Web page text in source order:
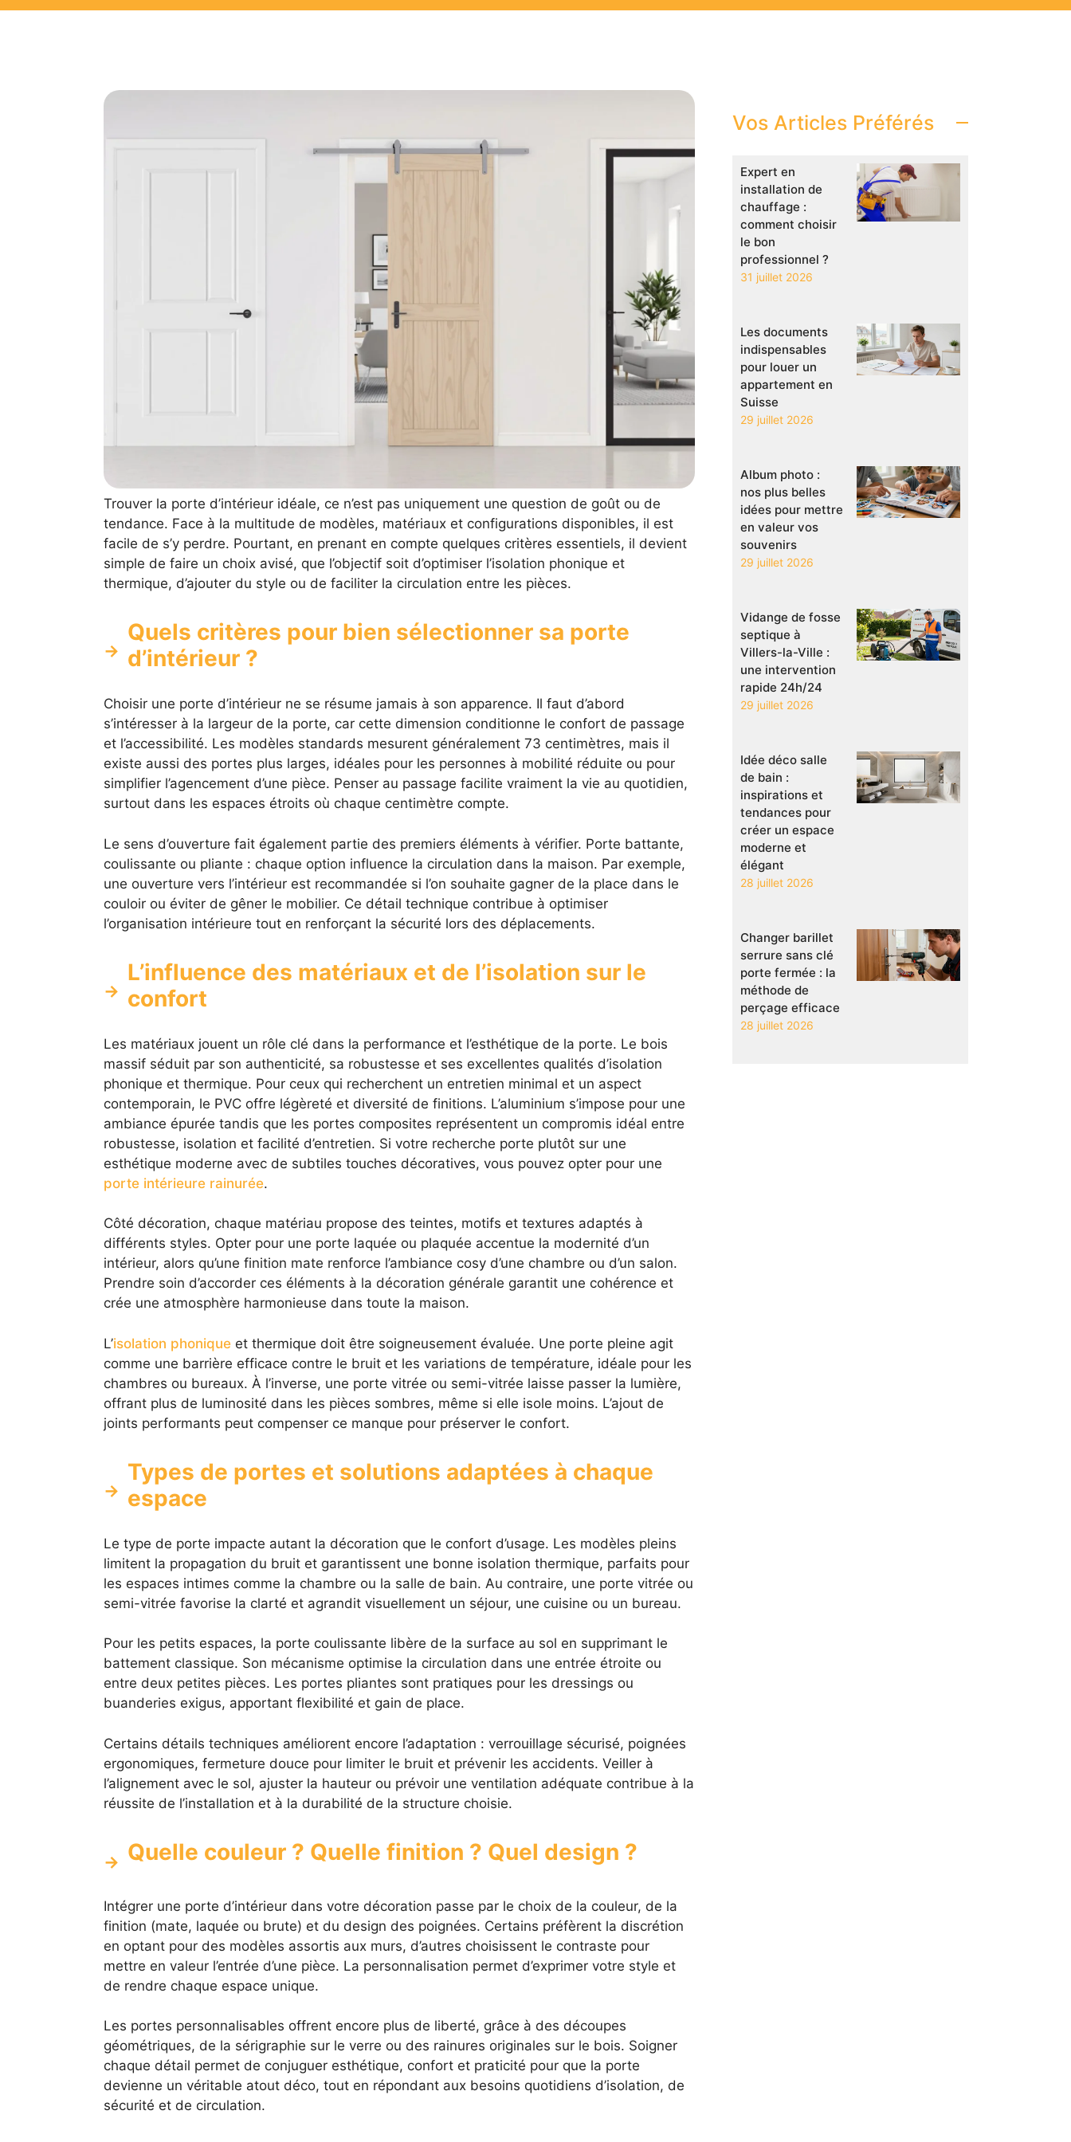
Trouver la porte d’intérieur idéale, ce n’est pas uniquement une question de goût ou de
tendance. Face à la multitude de modèles, matériaux et configurations disponibles, il est
facile de s’y perdre. Pourtant, en prenant en compte quelques critères essentiels, il devient
simple de faire un choix avisé, que l’objectif soit d’optimiser l’isolation phonique et
thermique, d’ajouter du style ou de faciliter la circulation entre les pièces.
Quels critères pour bien sélectionner sa porte
d’intérieur ?
Choisir une porte d’intérieur ne se résume jamais à son apparence. Il faut d’abord
s’intéresser à la largeur de la porte, car cette dimension conditionne le confort de passage
et l’accessibilité. Les modèles standards mesurent généralement 73 centimètres, mais il
existe aussi des portes plus larges, idéales pour les personnes à mobilité réduite ou pour
simplifier l’agencement d’une pièce. Penser au passage facilite vraiment la vie au quotidien,
surtout dans les espaces étroits où chaque centimètre compte.
Le sens d’ouverture fait également partie des premiers éléments à vérifier. Porte battante,
coulissante ou pliante : chaque option influence la circulation dans la maison. Par exemple,
une ouverture vers l’intérieur est recommandée si l’on souhaite gagner de la place dans le
couloir ou éviter de gêner le mobilier. Ce détail technique contribue à optimiser
l’organisation intérieure tout en renforçant la sécurité lors des déplacements.
L’influence des matériaux et de l’isolation sur le
confort
Les matériaux jouent un rôle clé dans la performance et l’esthétique de la porte. Le bois
massif séduit par son authenticité, sa robustesse et ses excellentes qualités d’isolation
phonique et thermique. Pour ceux qui recherchent un entretien minimal et un aspect
contemporain, le PVC offre légèreté et diversité de finitions. L’aluminium s’impose pour une
ambiance épurée tandis que les portes composites représentent un compromis idéal entre
robustesse, isolation et facilité d’entretien. Si votre recherche porte plutôt sur une
esthétique moderne avec de subtiles touches décoratives, vous pouvez opter pour une
porte intérieure rainurée.
Côté décoration, chaque matériau propose des teintes, motifs et textures adaptés à
différents styles. Opter pour une porte laquée ou plaquée accentue la modernité d’un
intérieur, alors qu’une finition mate renforce l’ambiance cosy d’une chambre ou d’un salon.
Prendre soin d’accorder ces éléments à la décoration générale garantit une cohérence et
crée une atmosphère harmonieuse dans toute la maison.
L’isolation phoniqueet thermique doit être soigneusement évaluée. Une porte pleine agit
comme une barrière efficace contre le bruit et les variations de température, idéale pour les
chambres ou bureaux. À l’inverse, une porte vitrée ou semi-vitrée laisse passer la lumière,
offrant plus de luminosité dans les pièces sombres, même si elle isole moins. L’ajout de
joints performants peut compenser ce manque pour préserver le confort.
Types de portes et solutions adaptées à chaque
espace
Le type de porte impacte autant la décoration que le confort d’usage. Les modèles pleins
limitent la propagation du bruit et garantissent une bonne isolation thermique, parfaits pour
les espaces intimes comme la chambre ou la salle de bain. Au contraire, une porte vitrée ou
semi-vitrée favorise la clarté et agrandit visuellement un séjour, une cuisine ou un bureau.
Pour les petits espaces, la porte coulissante libère de la surface au sol en supprimant le
battement classique. Son mécanisme optimise la circulation dans une entrée étroite ou
entre deux petites pièces. Les portes pliantes sont pratiques pour les dressings ou
buanderies exigus, apportant flexibilité et gain de place.
Certains détails techniques améliorent encore l’adaptation : verrouillage sécurisé, poignées
ergonomiques, fermeture douce pour limiter le bruit et prévenir les accidents. Veiller à
l’alignement avec le sol, ajuster la hauteur ou prévoir une ventilation adéquate contribue à la
réussite de l’installation et à la durabilité de la structure choisie.
Quelle couleur ? Quelle finition ? Quel design ?
Intégrer une porte d’intérieur dans votre décoration passe par le choix de la couleur, de la
finition (mate, laquée ou brute) et du design des poignées. Certains préfèrent la discrétion
en optant pour des modèles assortis aux murs, d’autres choisissent le contraste pour
mettre en valeur l’entrée d’une pièce. La personnalisation permet d’exprimer votre style et
de rendre chaque espace unique.
Les portes personnalisables offrent encore plus de liberté, grâce à des découpes
géométriques, de la sérigraphie sur le verre ou des rainures originales sur le bois. Soigner
chaque détail permet de conjuguer esthétique, confort et praticité pour que la porte
devienne un véritable atout déco, tout en répondant aux besoins quotidiens d’isolation, de
sécurité et de circulation.
Vos Articles Préférés
Expert en
installation de
chauffage :
comment choisir
le bon
professionnel ?
31 juillet 2026
Les documents
indispensables
pour louer un
appartement en
Suisse
29 juillet 2026
Album photo :
nos plus belles
idées pour mettre
en valeur vos
souvenirs
29 juillet 2026
Vidange de fosse
septique à
Villers-la-Ville :
une intervention
rapide 24h/24
29 juillet 2026
Idée déco salle
de bain :
inspirations et
tendances pour
créer un espace
moderne et
élégant
28 juillet 2026
Changer barillet
serrure sans clé
porte fermée : la
méthode de
perçage efficace
28 juillet 2026